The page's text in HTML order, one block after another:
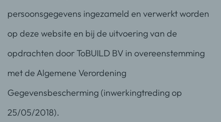
persoonsgegevens ingezameld en verwerkt worden
op deze website en bij de uitvoering van de
opdrachten door ToBUILD BV in overeenstemming
met de Algemene Verordening
Gegevensbescherming (inwerkingtreding op
25/05/2018).